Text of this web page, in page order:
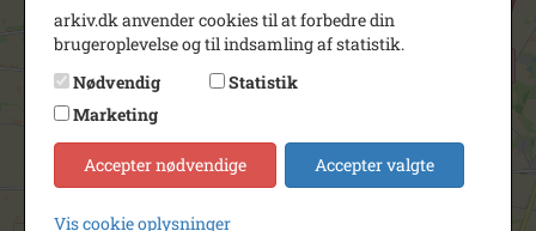
arkiv.dk anvender cookies til at forbedre din
brugeroplevelse og til indsamling af statistik.
Nødvendig
Statistik
Marketing
Accepter nødvendige Accepter valgte
Vis cookie oplysninger